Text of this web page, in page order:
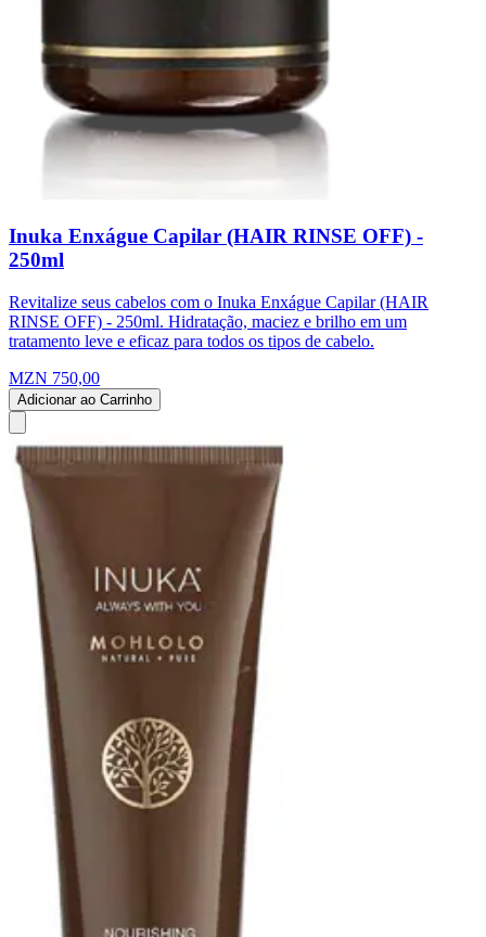
Inuka Enxágue Capilar (HAIR RINSE OFF) -
250ml
Revitalize seus cabelos com o Inuka Enxágue Capilar (HAIR
RINSE OFF) - 250ml. Hidratação, maciez e brilho em um
tratamento leve e eficaz para todos os tipos de cabelo.
MZN 750,00
Adicionar ao Carrinho